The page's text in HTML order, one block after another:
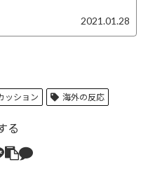
2021.01.28
ッション 海外の反応
る